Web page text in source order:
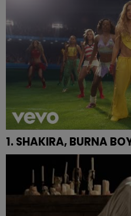
1. SHAKIRA, BURNA